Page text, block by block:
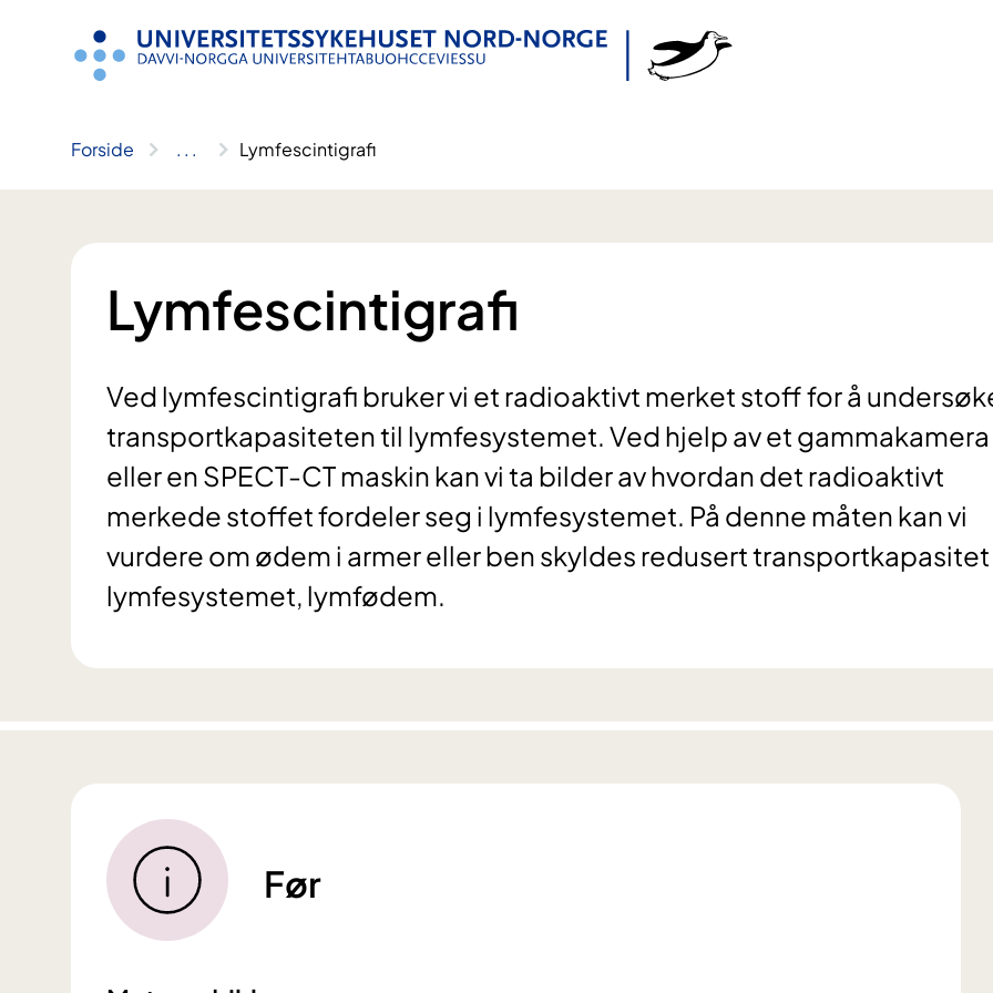
Forside .. . Lymfescintigrafi
Lymfescintigrafi
Ved lymfescintigrafi bruker vi et radioaktivt merket stoff for å
transportkapasiteten til lymfesystemet. Ved hjelp av et gammakamera
eller en SPECT-CT maskin kan vi ta bilder av hvordan det radioaktivt
merkede stoffet fordeler seg i lymfesystemet. På denne måten kan vi
vurdere om ødem i armer eller ben skyldes redusert transportkapasitet
lymfesystemet, lymfødem.
Før